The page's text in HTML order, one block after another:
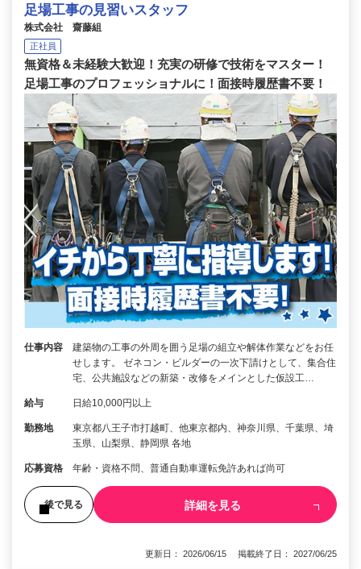
足場工事の見習いスタッフ
株式会社 齋藤組
正社員
無資格＆未経験大歓迎！充実の研修で技術をマスター！
足場工事のプロフェッショナルに！面接時履歴書不要！
仕事内容
建築物の工事の外周を囲う足場の組立や解体作業などをお任
せします。 ゼネコン・ビルダーの一次下請けとして、集合住
宅、公共施設などの新築・改修をメインとした仮設工…
給与 日給10,000円以上
勤務地
東京都八王子市打越町、他東京都内、神奈川県、千葉県、埼
玉県、山梨県、静岡県 各地
応募資格 年齢・資格不問、普通自動車運転免許あれば尚可
後で見る 詳細を見る
更新日： 2026/06/15 掲載終了日： 2027/06/25